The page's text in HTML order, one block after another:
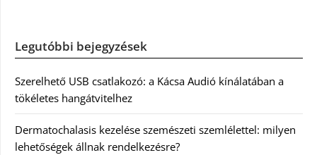
Legutóbbi bejegyzések
Szerelhető USB csatlakozó: a Kácsa Audió kínálatában a
tökéletes hangátvitelhez
Dermatochalasis kezelése szemészeti szemlélettel: milyen
lehetőségek állnak rendelkezésre?